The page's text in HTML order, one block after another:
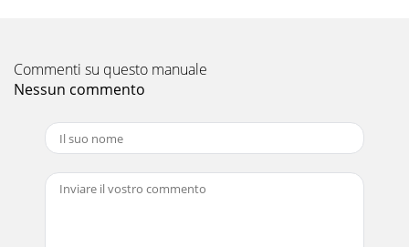
Commenti su questo manuale
Nessun commento